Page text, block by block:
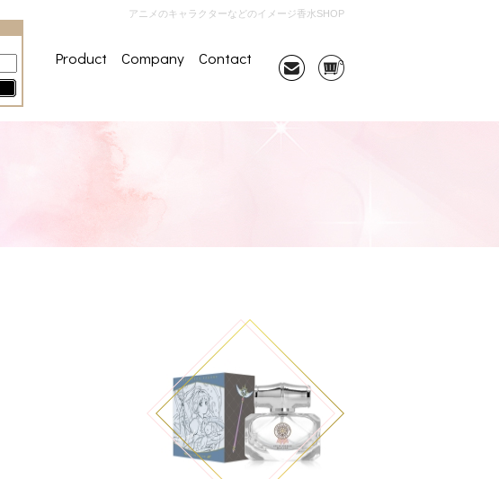
アニメのキャラクターなどのイメージ香水SHOP
Product Company Contact